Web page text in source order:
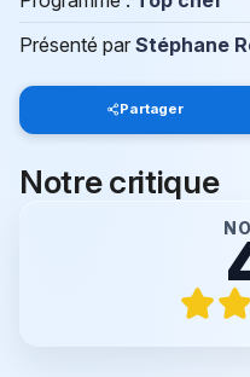
Présenté par Stéphane
Partager
Notre critique